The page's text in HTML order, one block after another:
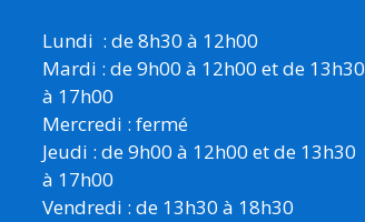
Lundi : de 8h30 à 12h00
Mardi : de 9h00 à 12h00 et de 13h30
à 17h00
Mercredi : fermé
Jeudi : de 9h00 à 12h00 et de 13h30
à 17h00
Vendredi : de 13h30 à 18h30